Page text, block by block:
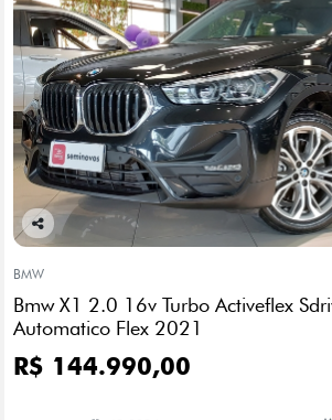
Co
arti
lhe
BMW
Bmw X1 2.0 16v Turbo Activeflex
Automatico Flex 2021
R$ 144.990,00